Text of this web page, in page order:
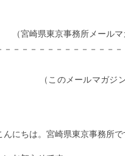
京事務所メールマガ
－－－－－－－－－－－－－
ルマガジンは等
にちは。宮崎県東京事務所で